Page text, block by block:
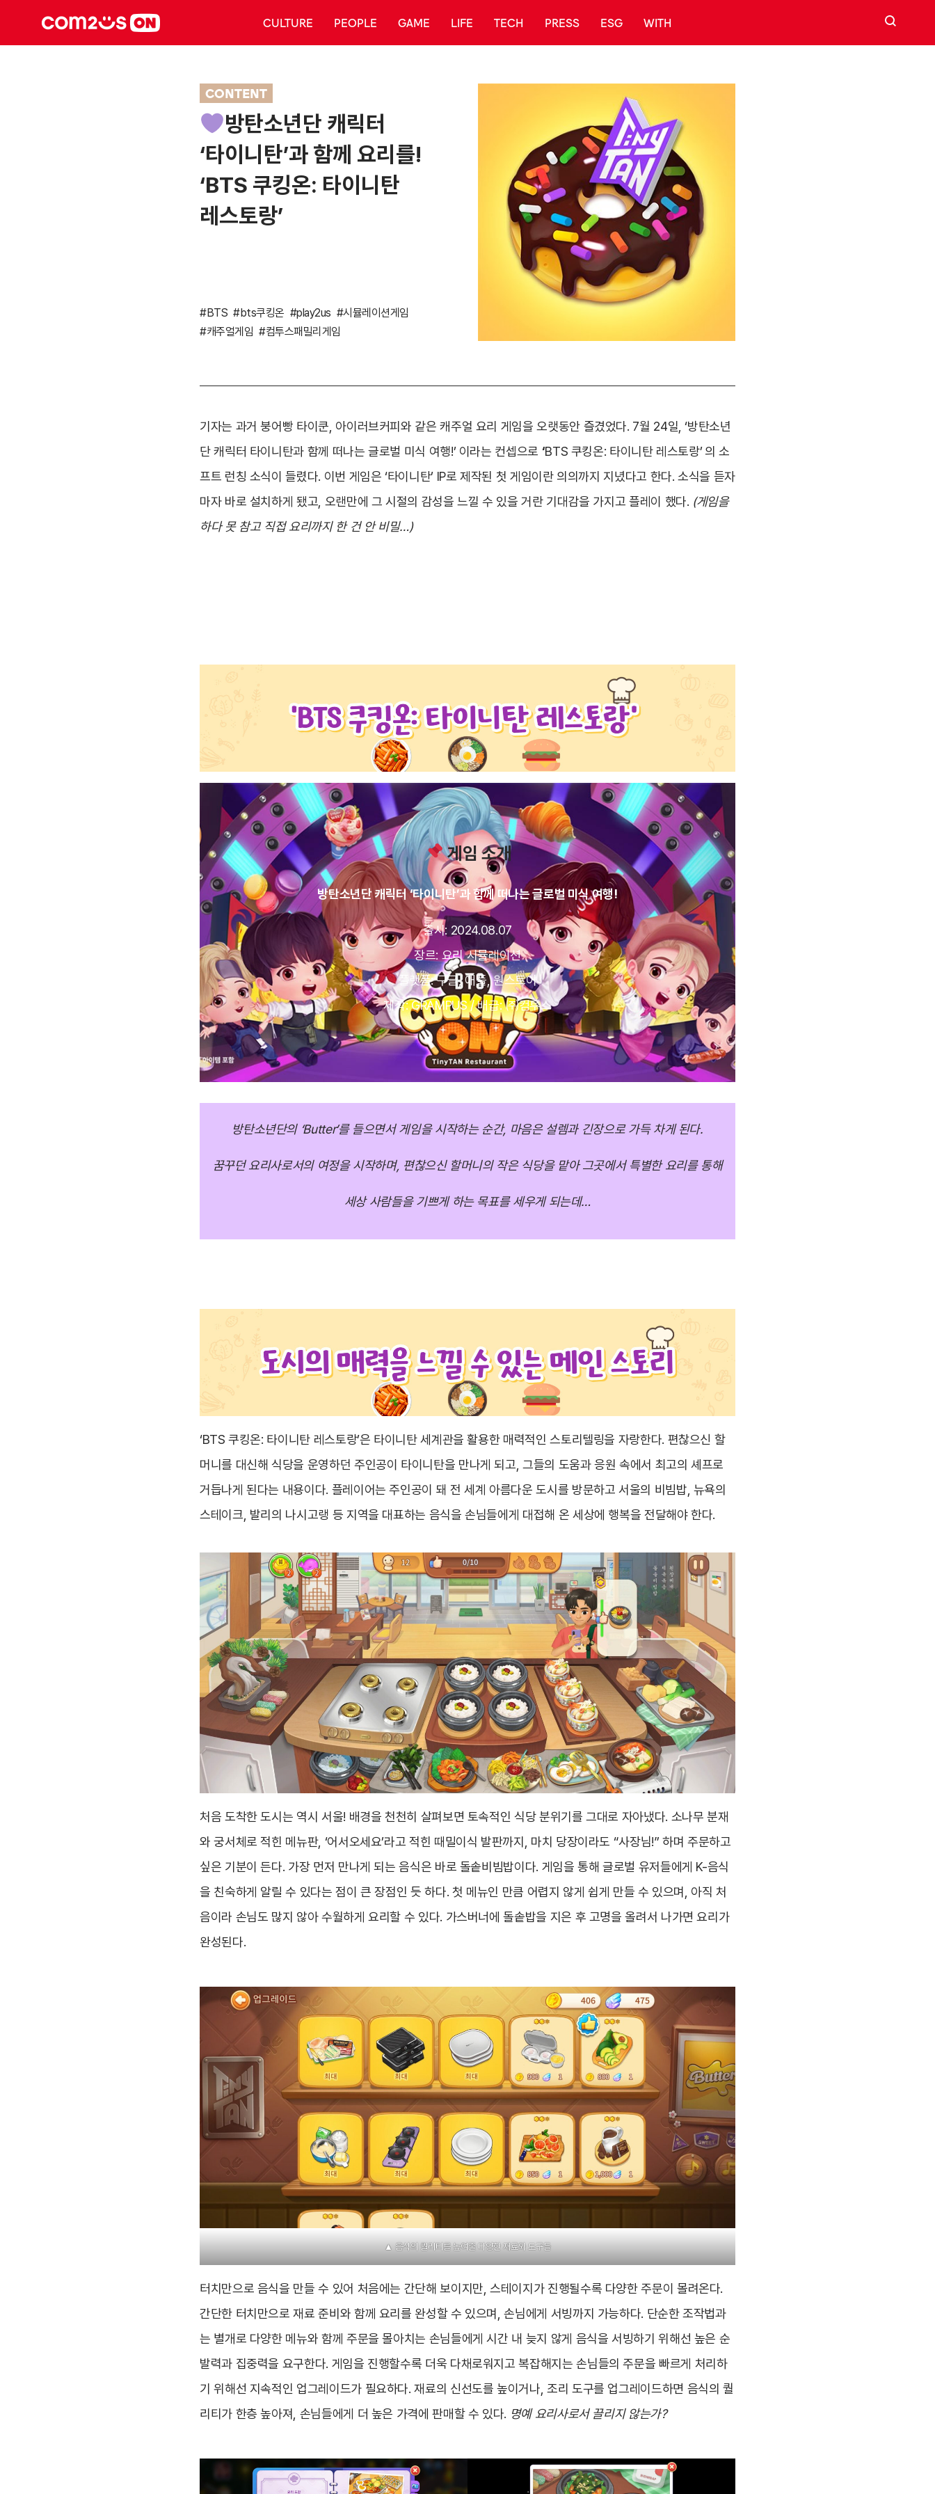
CULTURE PEOPLE GAME LIFE TECH PRESS ESG WITH 검색
CONTENT
방탄소년단 캐릭터
‘타이니탄’과 함께 요리를!
‘BTS 쿠킹온: 타이니탄
레스토랑’
#BTS #bts쿠킹온 #play2us #시뮬레이션게임
#캐주얼게임 #컴투스패밀리게임
기자는 과거 붕어빵 타이쿤, 아이러브커피와 같은 캐주얼 요리 게임을 오랫동안 즐겼었다. 7월 24일, ‘방탄소년
단 캐릭터 타이니탄과 함께 떠나는 글로벌 미식 여행!’ 이라는 컨셉으로 ‘BTS 쿠킹온: 타이니탄 레스토랑’ 의 소
프트 런칭 소식이 들렸다. 이번 게임은 ‘타이니탄’ IP로 제작된 첫 게임이란 의의까지 지녔다고 한다. 소식을 듣자
마자 바로 설치하게 됐고, 오랜만에 그 시절의 감성을 느낄 수 있을 거란 기대감을 가지고 플레이 했다. (게임을
하다 못 참고 직접 요리까지 한 건 안 비밀…)
게임 소개
방탄소년단 캐릭터 ‘타이니탄’과 함께 떠나는 글로벌 미식 여행!
출시: 2024.08.07
장르: 요리 시뮬레이션
플랫폼: 구글, 애플, 원스토어
제작: GRAMPUS / 배급: ㈜컴투스
방탄소년단의 ‘Butter’를 들으면서 게임을 시작하는 순간, 마음은 설렘과 긴장으로 가득 차게 된다.
꿈꾸던 요리사로서의 여정을 시작하며, 편찮으신 할머니의 작은 식당을 맡아 그곳에서 특별한 요리를 통해
세상 사람들을 기쁘게 하는 목표를 세우게 되는데…
‘BTS 쿠킹온: 타이니탄 레스토랑’은 타이니탄 세계관을 활용한 매력적인 스토리텔링을 자랑한다. 편찮으신 할
머니를 대신해 식당을 운영하던 주인공이 타이니탄을 만나게 되고, 그들의 도움과 응원 속에서 최고의 셰프로
거듭나게 된다는 내용이다. 플레이어는 주인공이 돼 전 세계 아름다운 도시를 방문하고 서울의 비빔밥, 뉴욕의
스테이크, 발리의 나시고랭 등 지역을 대표하는 음식을 손님들에게 대접해 온 세상에 행복을 전달해야 한다.
처음 도착한 도시는 역시 서울! 배경을 천천히 살펴보면 토속적인 식당 분위기를 그대로 자아냈다. 소나무 분재
와 궁서체로 적힌 메뉴판, ‘어서오세요’라고 적힌 때밀이식 발판까지, 마치 당장이라도 “사장님!” 하며 주문하고
싶은 기분이 든다. 가장 먼저 만나게 되는 음식은 바로 돌솥비빔밥이다. 게임을 통해 글로벌 유저들에게 K-음식
을 친숙하게 알릴 수 있다는 점이 큰 장점인 듯 하다. 첫 메뉴인 만큼 어렵지 않게 쉽게 만들 수 있으며, 아직 처
음이라 손님도 많지 않아 수월하게 요리할 수 있다. 가스버너에 돌솥밥을 지은 후 고명을 올려서 나가면 요리가
완성된다.
▲ 음식의 퀄리티를 높여줄 다양한 재료와 도구들
터치만으로 음식을 만들 수 있어 처음에는 간단해 보이지만, 스테이지가 진행될수록 다양한 주문이 몰려온다.
간단한 터치만으로 재료 준비와 함께 요리를 완성할 수 있으며, 손님에게 서빙까지 가능하다. 단순한 조작법과
는 별개로 다양한 메뉴와 함께 주문을 몰아치는 손님들에게 시간 내 늦지 않게 음식을 서빙하기 위해선 높은 순
발력과 집중력을 요구한다. 게임을 진행할수록 더욱 다채로워지고 복잡해지는 손님들의 주문을 빠르게 처리하
기 위해선 지속적인 업그레이드가 필요하다. 재료의 신선도를 높이거나, 조리 도구를 업그레이드하면 음식의 퀄
리티가 한층 높아져, 손님들에게 더 높은 가격에 판매할 수 있다. 명예 요리사로서 끌리지 않는가?